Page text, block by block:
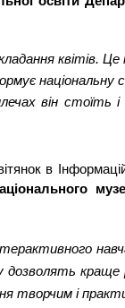
квітів. Це
національну
він стоїть і
в
дозволять
творчим і